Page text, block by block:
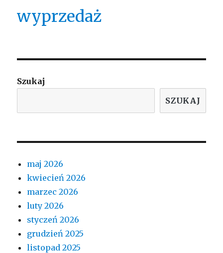
wyprzedaż
Szukaj
SZUKAJ
maj 2026
kwiecień 2026
marzec 2026
luty 2026
styczeń 2026
grudzień 2025
listopad 2025